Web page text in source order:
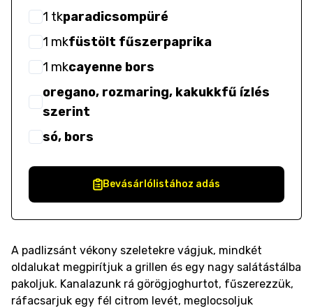
1 tkparadicsompüré
1 mkfüstölt fűszerpaprika
1 mkcayenne bors
oregano, rozmaring, kakukkfű ízlés
szerint
só, bors
Bevásárlólistához adás
A padlizsánt vékony szeletekre vágjuk, mindkét
oldalukat megpirítjuk a grillen és egy nagy salátástálba
pakoljuk. Kanalazunk rá görögjoghurtot, fűszerezzük,
ráfacsarjuk egy fél citrom levét, meglocsoljuk